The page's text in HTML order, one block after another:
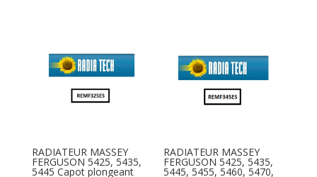
RADIATEUR MASSEY
FERGUSON 5425, 5435,
5445 Capot plongeant
RADIATEUR MASSEY
FERGUSON 5425, 5435,
5445, 5455, 5460, 5470,